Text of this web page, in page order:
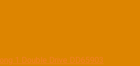
1 Double Drive DD65903